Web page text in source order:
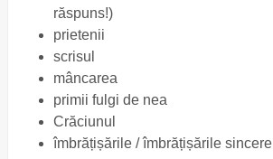
răspuns!)
prietenii
scrisul
mâncarea
primii fulgi de nea
Crăciunul
îmbrățișările / îmbrățișările sincere